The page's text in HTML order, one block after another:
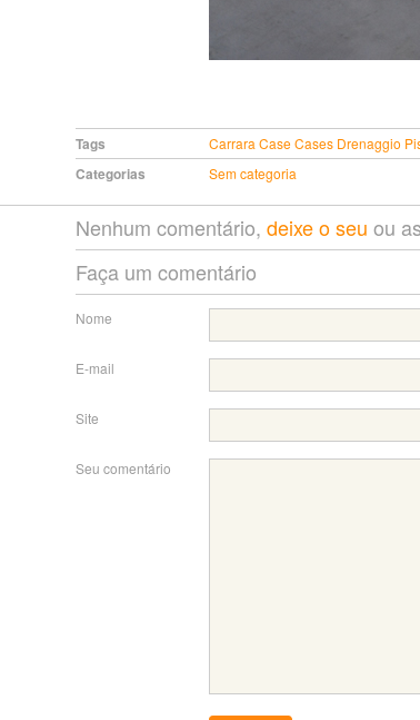
Tags Carrara CaseCases Drenaggio
Categorias Sem categoria
Nenhum comentário, deixe o seu ou
Faça um comentário
Nome
E-mail
Site
Seu comentário